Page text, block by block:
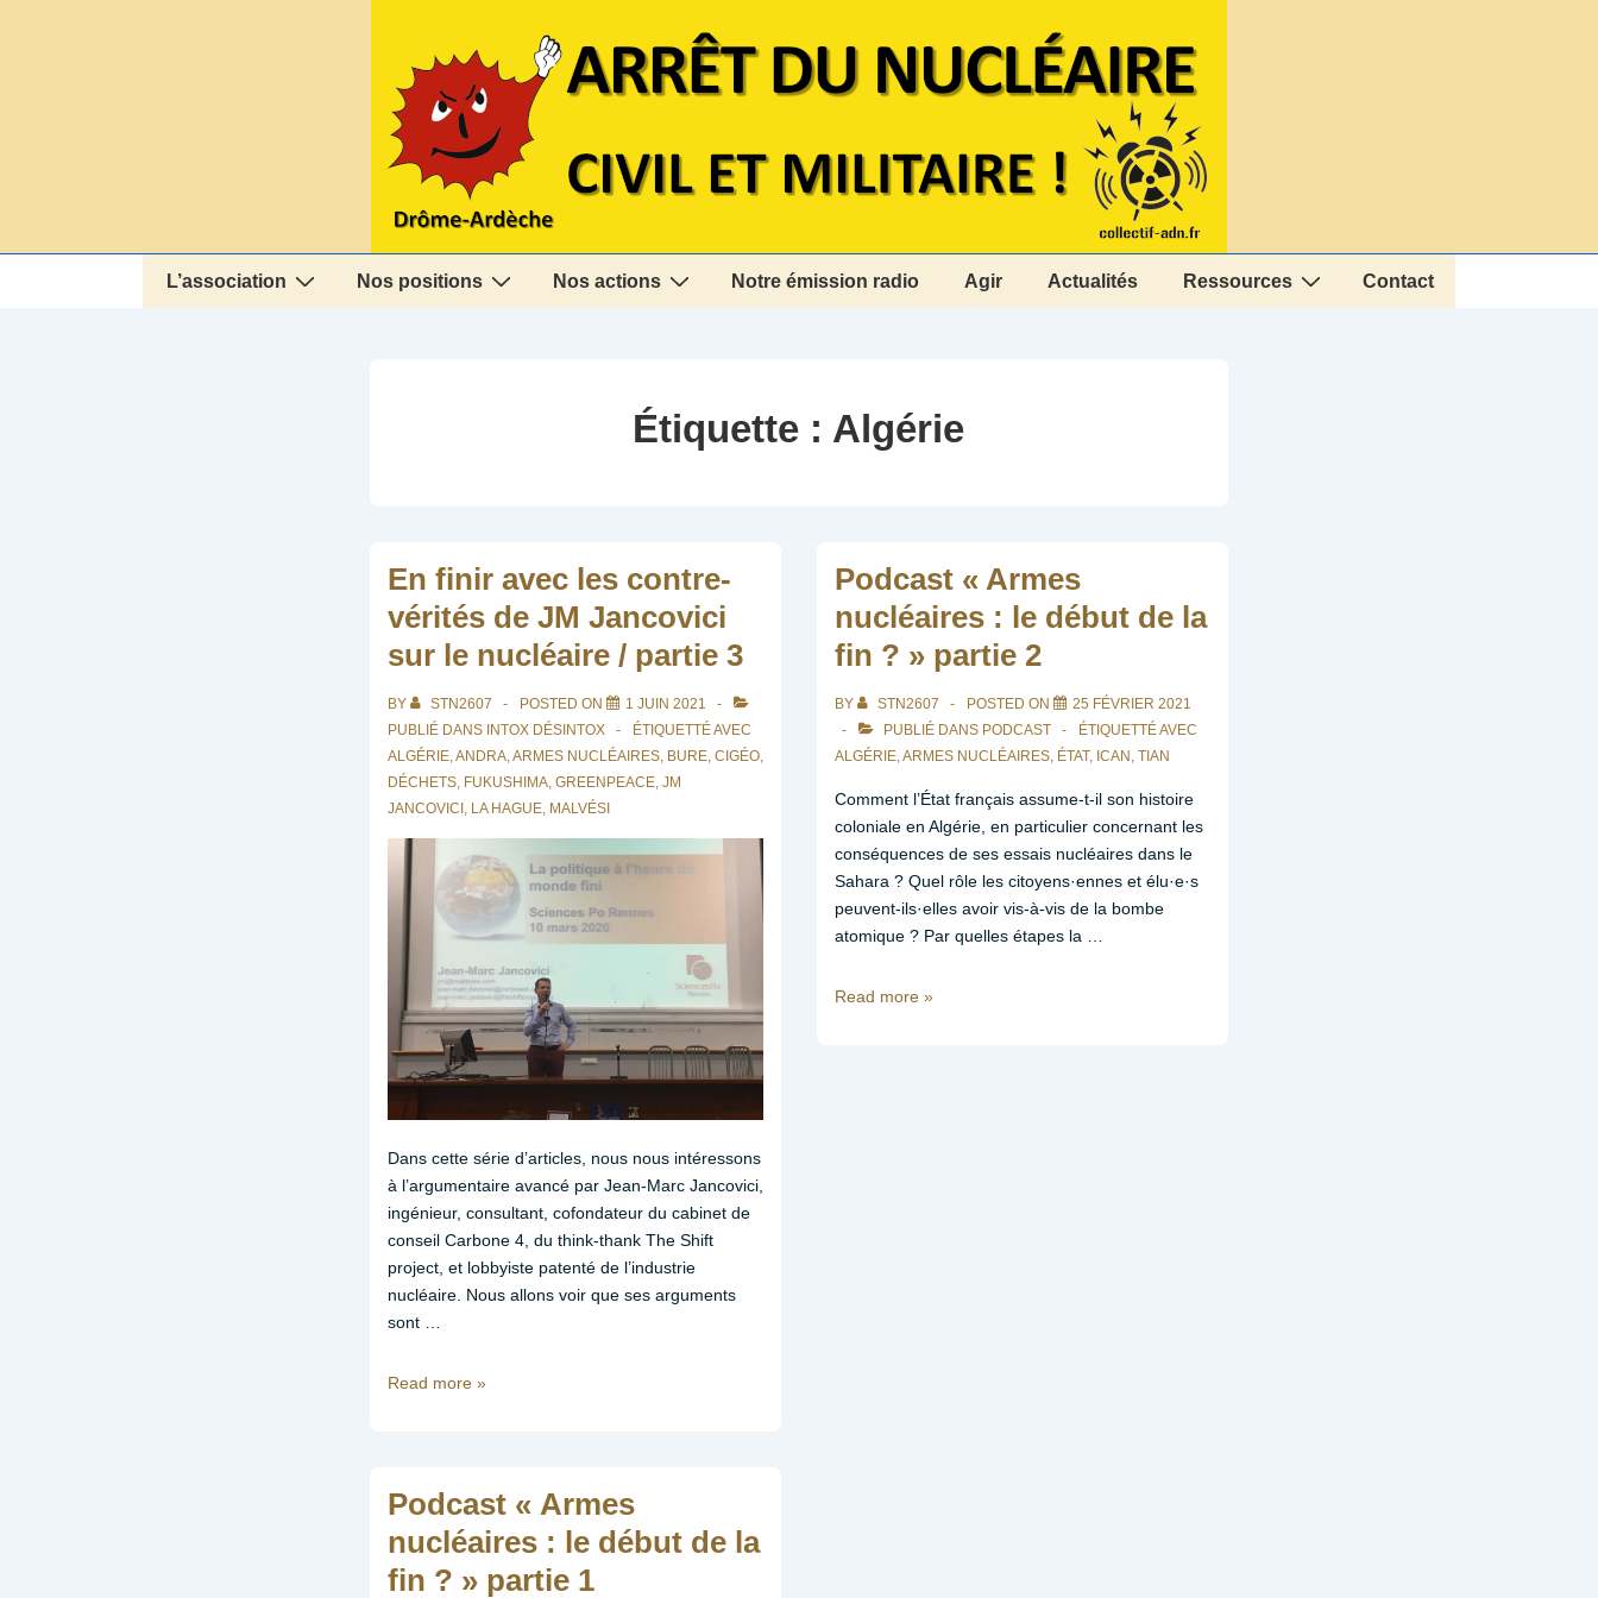
L’association Nos positions Nos actions Notre émission radio Agir Actualités Ressources Contact
Étiquette : Algérie
En finir avec les contre-
vérités de JM Jancovici
sur le nucléaire / partie 3
BY STN2607 POSTED ON
1 JUIN 2021
PUBLIÉ DANS INTOX DÉSINTOX
ÉTIQUETTÉ AVEC
ALGÉRIE,ANDRA,ARMES NUCLÉAIRES, BURE, CIGÉO,
DÉCHETS, FUKUSHIMA, GREENPEACE, JM
JANCOVICI , LA HAGUE, MALVÉSI
Dans cette série d’articles, nous nous intéressons
à l’argumentaire avancé par Jean-Marc Jancovici,
ingénieur, consultant, cofondateur du cabinet de
conseil Carbone 4, du think-thank The Shift
project, et lobbyiste patenté de l’industrie
nucléaire. Nous allons voir que ses arguments
sont …
En
contre-
vérités
de
JM
Read more »
Podcast « Armes
nucléaires : le début de la
fin ? » partie 2
BY STN2607 POSTED ON
25 FÉVRIER 2021
PUBLIÉ DANS PODCAST
ÉTIQUETTÉ AVEC
ALGÉRIE,ARMES NUCLÉAIRES, ÉTAT, ICAN , TIAN
Comment l’État français assume-t-il son histoire
coloniale en Algérie, en particulier concernant les
conséquences de ses essais nucléaires dans le
Sahara ? Quel rôle les citoyens·ennes et élu·e·s
peuvent-ils·elles avoir vis-à-vis de la bombe
atomique ? Par quelles étapes la …
Podcast
Read more »
Podcast « Armes
nucléaires : le début de la
fin ? » partie 1